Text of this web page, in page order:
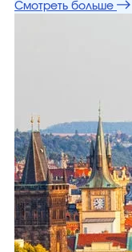
Смотреть больше